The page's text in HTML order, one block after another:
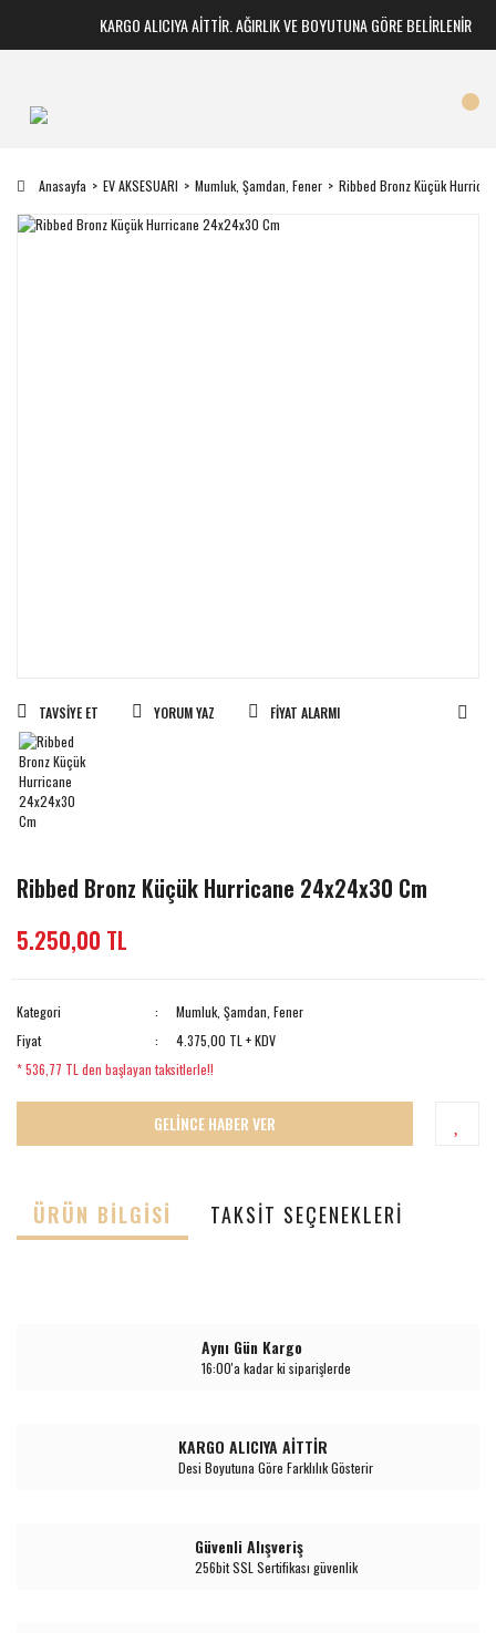
KARGO ALICIYA AİTTİR. AĞIRLIK VE BOYUTUNA GÖRE BELİRLENİR
Anasayfa EV AKSESUARI Mumluk, Şamdan, Fener Ribbed Bronz Küçük
TAVSIYE ET YORUM YAZ FIYAT ALARMI
Ribbed Bronz Küçük Hurricane 24x24x30 Cm
5.250,00 TL
Kategori
Mumluk, Şamdan, Fener
Fiyat
4.375,00 TL + KDV
* 536,77 TL den başlayan taksitlerle!!
GELİNCE HABER VER
ÜRÜN BILGISI TAKSIT SEÇENEKLERI
Aynı Gün Kargo
16:00'a kadar ki siparişlerde
KARGO ALICIYA AİTTİR
Desi Boyutuna Göre Farklılık Gösterir
Güvenli Alışveriş
256bit SSL Sertifikası güvenlik